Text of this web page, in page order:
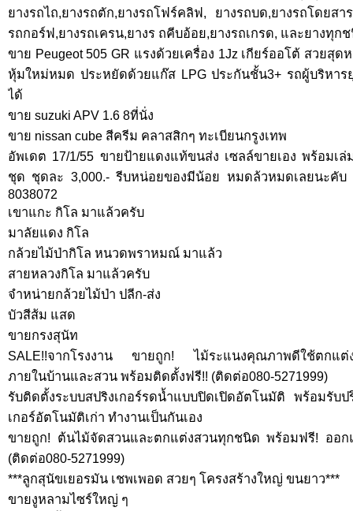
ยางรถไถ,ยางรถตัก,ยางรถโฟร์คลิฟ, ยางรถบด,ยางรถโดยสา
รถกอร์ฟ,ยางรถเครน,ยางร ถคีบอ้อย,ยางรถเกรด, และยางทุก
ขาย Peugeot 505 GR แรงด้วยเครื่อง 1Jz เกียร์ออโต้ สวยสุ
หุ้มใหม่หมด ประหยัดด้วยแก๊ส LPG ประกันชั้น3+ รถผู้บริหาร
ได้
ขาย suzuki APV 1.6 8ที่นั่ง
ขาย nissan cube สีครีม คลาสสิกๆ ทะเบียนกรูงเทพ
อัพเดต 17/1/55 ขายป้ายแดงแท้ขนส่ง เซลล์ขายเอง พร้อมเ
ชุด ชุดละ 3,000.- รีบหน่อยของมีน้อย หมดล้วหมดเลยนะคับ
8038072
เขาแกะ กิโล มาแล้วครับ
มาลัยแดง กิโล
กล้วยไม้ป่ากิโล หนวดพราหมณ์ มาแล้ว
สายหลวงกิโล มาแล้วครับ
จำหน่ายกล้วยไม้ป่า ปลีก-ส่ง
บัวสีส้ม แสด
ขายกรงสุนัท
SALE!!จากโรงงาน ขายถูก! ไม้ระแนงคุณภาพดีใช้ตกแต่
ภายในบ้านและสวน พร้อมติดตั้งฟรี!! (ติดต่อ080-5271999)
รับติดตั้งระบบสปริงเกอร์รดน้ำแบบปิดเปิดอัตโนมัติ พร้อมรับ
เกอร์อัตโนมัติเก่า ทำงานเป็นกันเอง
ขายถูก! ต้นไม้จัดสวนและตกแต่งสวนทุกชนิด พร้อมฟรี! ออก
(ติดต่อ080-5271999)
***ลูกสุนัขเยอรมัน เชพเพอด สวยๆ โครงสร้างใหญ่ ขนยาว***
ขายงูหลามไซร์ใหญ่ ๆ